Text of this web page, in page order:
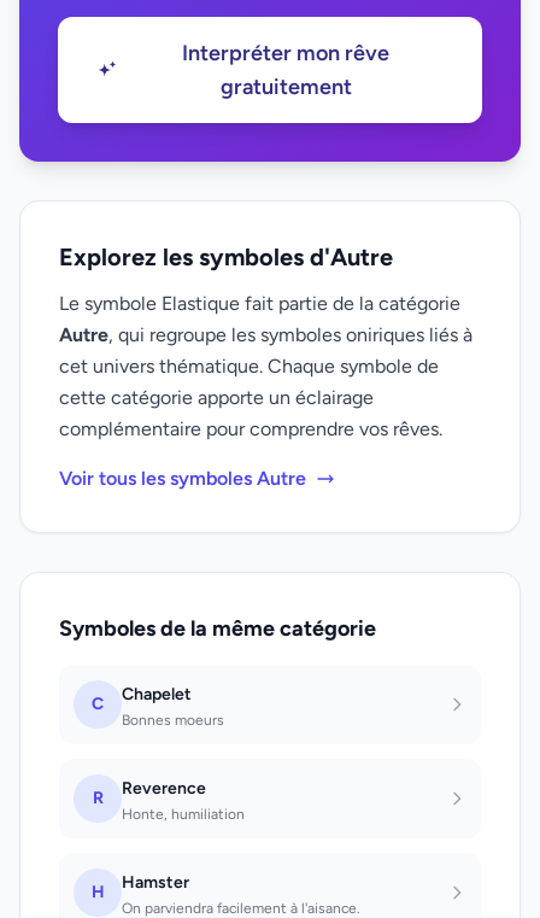
Interpréter mon rêve
gratuitement
Explorez les symboles d'Autre
Le symbole Elastique fait partie de la catégorie
Autre, qui regroupe les symboles oniriques liés à
cet univers thématique. Chaque symbole de
cette catégorie apporte un éclairage
complémentaire pour comprendre vos rêves.
Voir tous les symboles Autre
Symboles de la même catégorie
C Chapelet
Bonnes moeurs
R Reverence
Honte, humiliation
H Hamster
On parviendra facilement à l'aisance.